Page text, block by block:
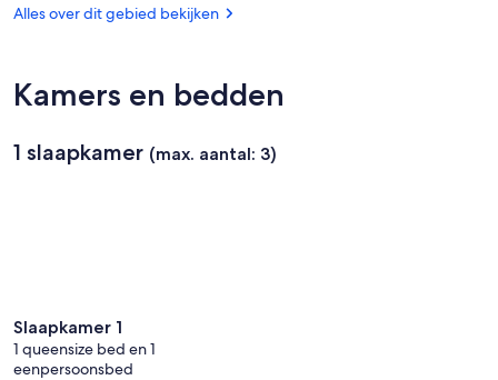
Park
Alles over dit gebied bekijken
Kamers en bedden
1 slaapkamer (max. aantal: 3)
Slaapkamer 1
1 queensize bed en 1
eenpersoonsbed